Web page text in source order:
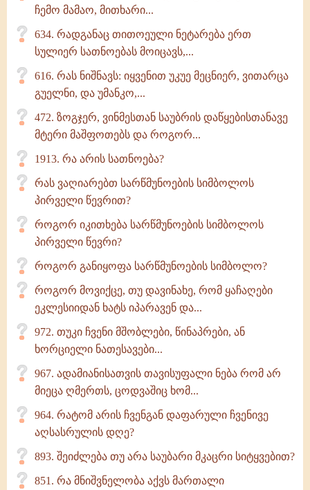
ჩემო მამაო, მითხარი...
634. რადგანაც თითოეული ნეტარება ერთ
სულიერ სათნოებას მოიცავს,...
616. რას ნიშნავს: იყვენით უკუე მეცნიერ, ვითარცა
გუელნი, და უმანკო,...
472. ზოგჯერ, ვინმესთან საუბრის დაწყებისთანავე
მტერი მაშფოთებს და როგორ...
1913. რა არის სათნოება?
რას ვაღიარებთ სარწმუნოების სიმბოლოს
პირველი წევრით?
როგორ იკითხება სარწმუნოების სიმბოლოს
პირველი წევრი?
როგორ განიყოფა სარწმუნოების სიმბოლო?
როგორ მოვიქცე, თუ დავინახე, რომ ყაჩაღები
ეკლესიიდან ხატს იპარავენ და...
972. თუკი ჩვენი მშობლები, წინაპრები, ან
ხორციელი ნათესავები...
967. ადამიანისათვის თავისუფალი ნება რომ არ
მიეცა ღმერთს, ცოდვაშიც ხომ...
964. რატომ არის ჩვენგან დაფარული ჩვენივე
აღსასრულის დღე?
893. შეიძლება თუ არა საუბარი მკაცრი სიტყვებით?
851. რა მნიშვნელობა აქვს მართალი